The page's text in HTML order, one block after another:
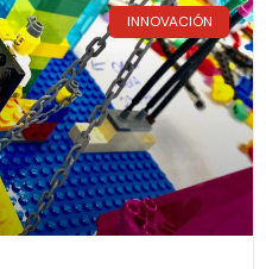
INNOVACIÓN